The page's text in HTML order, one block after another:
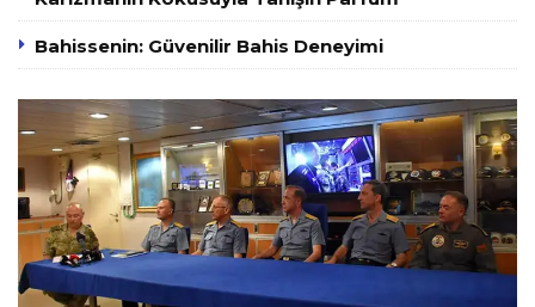
Bahissenin: Güvenilir Bahis Deneyimi